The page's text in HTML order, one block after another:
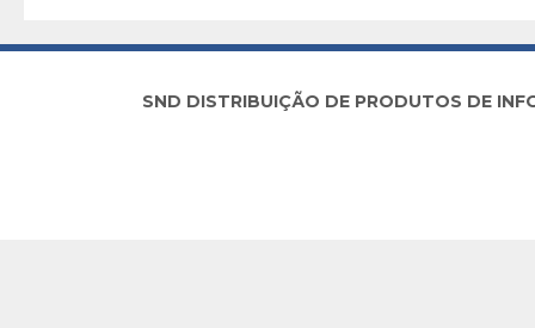
SND DISTRIBUIÇÃO DE PRODUTOS DE